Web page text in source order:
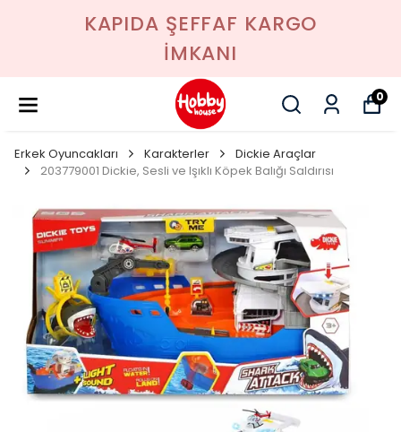
KAPIDA ŞEFFAF KARGO
İMKANI
0
Erkek Oyuncakları Karakterler
Dickie Araçlar
203779001 Dickie, Sesli ve Işıklı Köpek Balığı Saldırısı